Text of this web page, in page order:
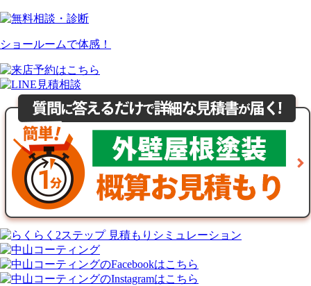
ショールームで体感！